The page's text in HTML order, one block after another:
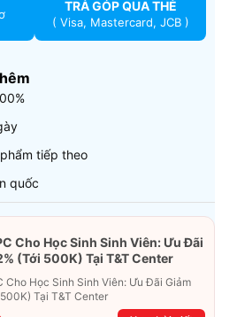
TRẢ GÓP QUA THẺ
( Visa, Mastercard, JCB )
tiếp theo
quốc
Cho Học Sinh Sinh Viên: Ưu Đãi
(Tới 500K) Tại T&T Center
Cho Học Sinh Sinh Viên: Ưu Đãi Giảm
Tại T&T Center